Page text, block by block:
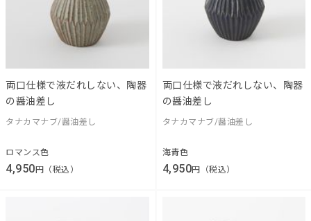
両口仕様で液だれしない、陶器
の醤油差し
タナカマナブ/醤油差し
ロマンス色
4,950円（税込）
両口仕様で液だれしない、陶器
の醤油差し
タナカマナブ/醤油差し
海青色
4,950円（税込）